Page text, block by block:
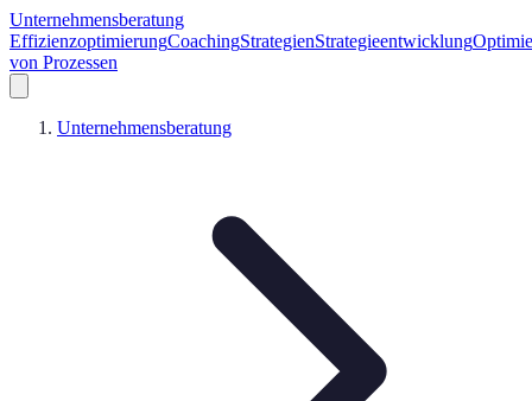
Unternehmensberatung
EffizienzoptimierungCoachingStrategienStrategieentwicklung
von Prozessen
Unternehmensberatung